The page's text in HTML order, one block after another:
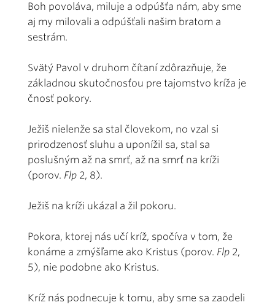
Boh povoláva, miluje a odpúšťa nám, aby sme
aj my milovali a odpúšťali našim bratom a
sestrám.
Svätý Pavol v druhom čítaní zdôrazňuje, že
základnou skutočnosťou pre tajomstvo kríža je
čnosť pokory.
Ježiš nielenže sa stal človekom, no vzal si
prirodzenosť sluhu a uponížil sa, stal sa
poslušným až na smrť, až na smrť na kríži
(porov. Flp 2, 8).
Ježiš na kríži ukázal a žil pokoru.
Pokora, ktorej nás učí kríž, spočíva v tom, že
konáme a zmýšľame ako Kristus (porov. Flp 2,
5), nie podobne ako Kristus.
Kríž nás podnecuje k tomu, aby sme sa zaodeli